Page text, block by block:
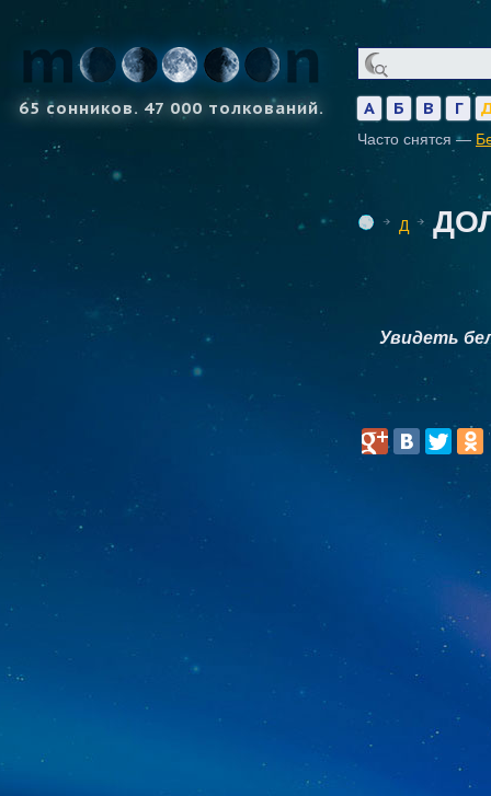
65 сонников. 47 000 толкований. А Б В Г
Часто снятся —
Д
Увидеть